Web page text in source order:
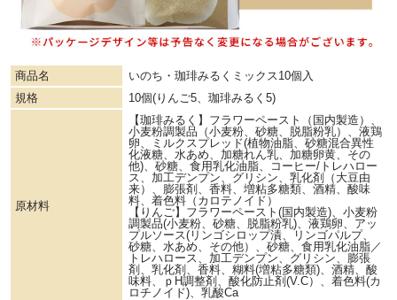
商品名
いのち・珈琲みるくミックス10個入
規格
10個(りんご5、珈琲みるく5)
原材料
【珈琲みるく】フラワーペースト（国内製造）、
小麦粉調製品（小麦粉、砂糖、脱脂粉乳）、液鶏
卵、ミルクスプレッド(植物油脂、砂糖混合異性
化液糖、水あめ、加糖れん乳、加糖卵黄、その
他)、砂糖、食用乳化油脂、コーヒー/トレハロー
ス、加工デンプン、グリシン、乳化剤（大豆由
来）、膨張剤、香料、増粘多糖類、酒精、酸味
料、着色料（カロテノイド）
【りんご】フラワーペースト(国内製造)、小麦粉
調製品(小麦粉、砂糖、脱脂粉乳)、液鶏卵、アッ
プルソース(リンゴシロップ漬、リンゴパルプ、
砂糖、水あめ、その他）、砂糖、食用乳化油脂／
トレハロース、加工デンプン、グリシン、膨張
剤、乳化剤、香料、糊料(増粘多糖類)、酒精、酸
味料、ｐH調整剤、酸化防止剤(V.C）、着色料(カ
ロチノイド)、乳酸Ca